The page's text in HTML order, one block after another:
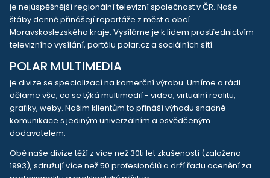
je nejúspěšnější regionální televizní společnost v ČR. Naše
štáby denně přinášejí reportáže z měst a obcí
Moravskoslezského kraje. Vysíláme je k lidem prostřednictvím
televizního vysílání, portálu polar.cz a sociálních sítí.
POLAR MULTIMEDIA
je divize se specializací na komerční výrobu. Umíme a rádi
děláme vše, co se týká multimedií - videa, virtuální realitu,
grafiky, weby. Našim klientům to přináší výhodu snadné
komunikace s jediným univerzálním a osvědčeným
dodavatelem.
Obě naše divize těží z více než 30ti let zkušeností (založeno
1993), sdružují více než 50 profesionálů a drží řadu ocenění za